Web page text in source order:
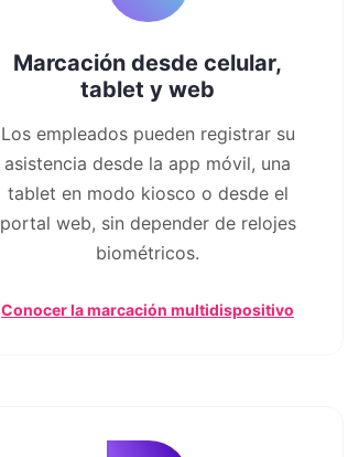
Marcación desde celular,
tablet y web
Los empleados pueden registrar su
asistencia desde la app móvil, una
tablet en modo kiosco o desde el
portal web, sin depender de relojes
biométricos.
Conocer la marcación multidispositivo